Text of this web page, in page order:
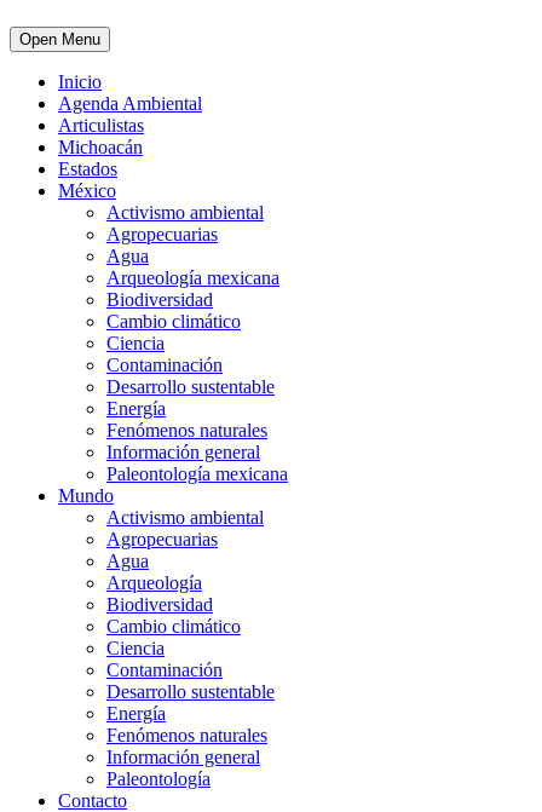
Open Menu
Inicio
Agenda Ambiental
Articulistas
Michoacán
Estados
México
Activismo ambiental
Agropecuarias
Agua
Arqueología mexicana
Biodiversidad
Cambio climático
Ciencia
Contaminación
Desarrollo sustentable
Energía
Fenómenos naturales
Información general
Paleontología mexicana
Mundo
Activismo ambiental
Agropecuarias
Agua
Arqueología
Biodiversidad
Cambio climático
Ciencia
Contaminación
Desarrollo sustentable
Energía
Fenómenos naturales
Información general
Paleontología
Contacto